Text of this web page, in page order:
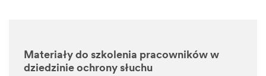
Materiały do ​​szkolenia pracowników w
dziedzinie ochrony słuchu